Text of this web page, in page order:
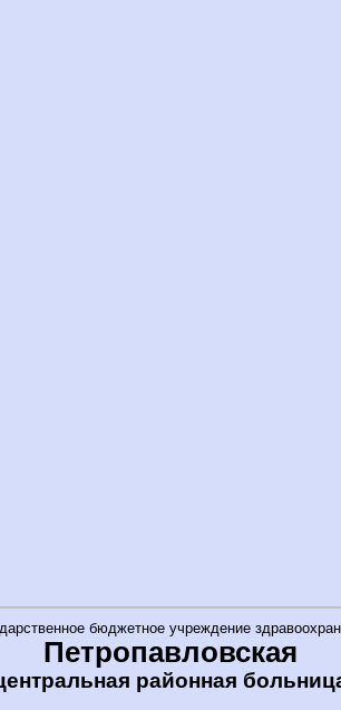
бюджетное учреждение
Петропавловская
районная